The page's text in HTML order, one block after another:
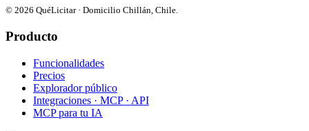
© 2026 QuéLicitar · Domicilio Chillán, Chile.
Producto
Funcionalidades
Precios
Explorador público
Integraciones · MCP · API
MCP para tu IA